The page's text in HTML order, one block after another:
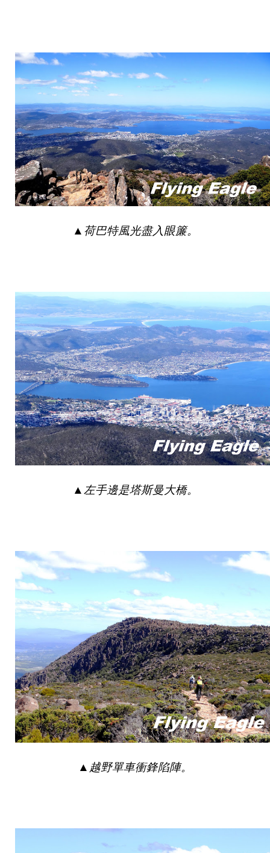
▲ 荷巴特風光盡入眼簾。
▲ 左手邊是塔斯曼大橋。
▲ 越野單車衝鋒陷陣。